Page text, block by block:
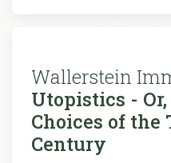
Wallerstein
Utopistics -
Choices of
Century